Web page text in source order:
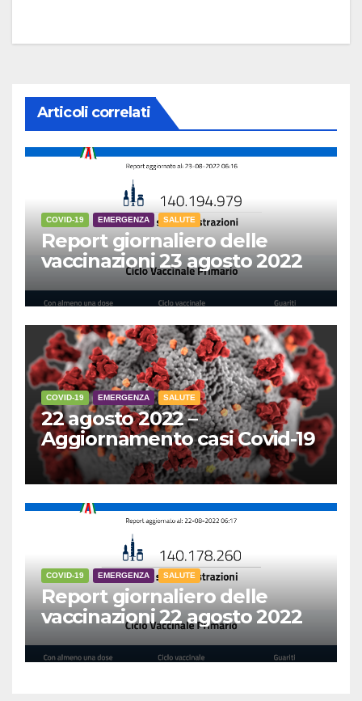
Articoli correlati
COVID-19 EMERGENZA SALUTE
Report giornaliero delle
vaccinazioni 23 agosto 2022
COVID-19 EMERGENZA SALUTE
22 agosto 2022 –
Aggiornamento casi Covid-19
COVID-19 EMERGENZA SALUTE
Report giornaliero delle
vaccinazioni 22 agosto 2022